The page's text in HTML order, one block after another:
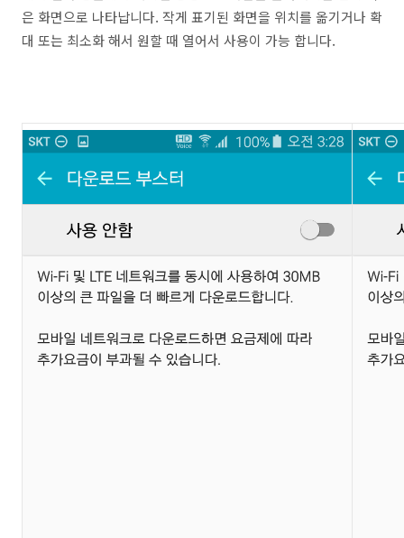
은 화면으로 나타납니다. 작게 표기된 화면을 위치를 옮기거나 확
대 또는 최소화 해서 원할 때 열어서 사용이 가능 합니다.